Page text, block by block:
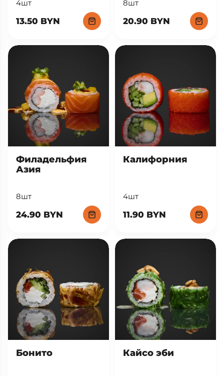
4шт
13.50 BYN
8шт
20.90 BYN
Филадельфия
Азия
8шт
24.90 BYN
Калифорния
4шт
11.90 BYN
Бонито Кайсо эби